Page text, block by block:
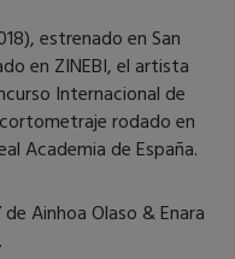
estrenado en San
en ZINEBI, el artista
Internacional de
rodado en
Academia de España.
de Ainhoa Olaso & Enara